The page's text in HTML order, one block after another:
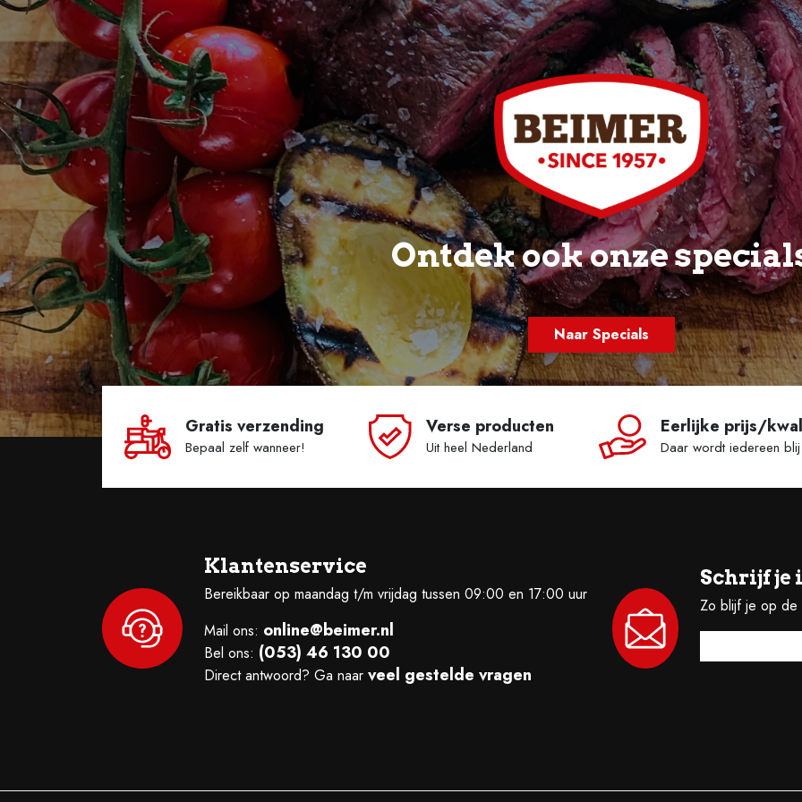
Ontdek ook onze
Naar Specials
Gratis verzending
Bepaal zelf wanneer!
Verse producten
Uit heel Nederland
Eerlijke prijs/
Daar wordt iedereen
Klantenservice
Bereikbaar op maandag t/m vrijdag tussen 09:00 en 17:00 uur
Mail ons: online@beimer.nl
Bel ons: (053) 46 130 00
Direct antwoord? Ga naar veel gestelde vragen
Schrijf je
Zo blijf je op de